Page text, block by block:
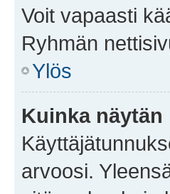
Voit vapaasti
Ryhmän
Ylös
Kuinka
arvoosi.